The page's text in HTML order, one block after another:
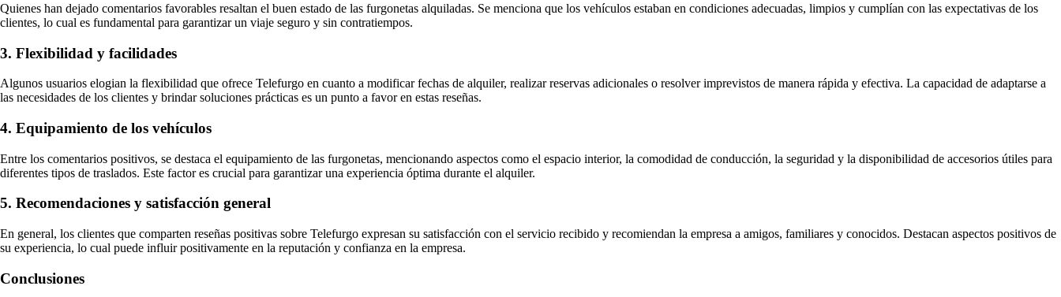
Quienes han dejado comentarios favorables resaltan el buen estado de las furgonetas alquiladas. Se menciona que los vehículos estaban en condiciones adecuadas, limpios y cumplían con las expectativas de los
clientes, lo cual es fundamental para garantizar un viaje seguro y sin contratiempos.
3. Flexibilidad y facilidades
Algunos usuarios elogian la flexibilidad que ofrece Telefurgo en cuanto a modificar fechas de alquiler, realizar reservas adicionales o resolver imprevistos de manera rápida y efectiva. La capacidad de adaptarse a
las necesidades de los clientes y brindar soluciones prácticas es un punto a favor en estas reseñas.
4. Equipamiento de los vehículos
Entre los comentarios positivos, se destaca el equipamiento de las furgonetas, mencionando aspectos como el espacio interior, la comodidad de conducción, la seguridad y la disponibilidad de accesorios útiles para
diferentes tipos de traslados. Este factor es crucial para garantizar una experiencia óptima durante el alquiler.
5. Recomendaciones y satisfacción general
En general, los clientes que comparten reseñas positivas sobre Telefurgo expresan su satisfacción con el servicio recibido y recomiendan la empresa a amigos, familiares y conocidos. Destacan aspectos positivos de
su experiencia, lo cual puede influir positivamente en la reputación y confianza en la empresa.
Conclusiones